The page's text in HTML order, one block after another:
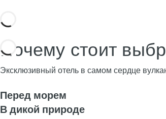
Почему стоит
Эксклюзивный отель в самом сердце
Перед морем
В дикой природе